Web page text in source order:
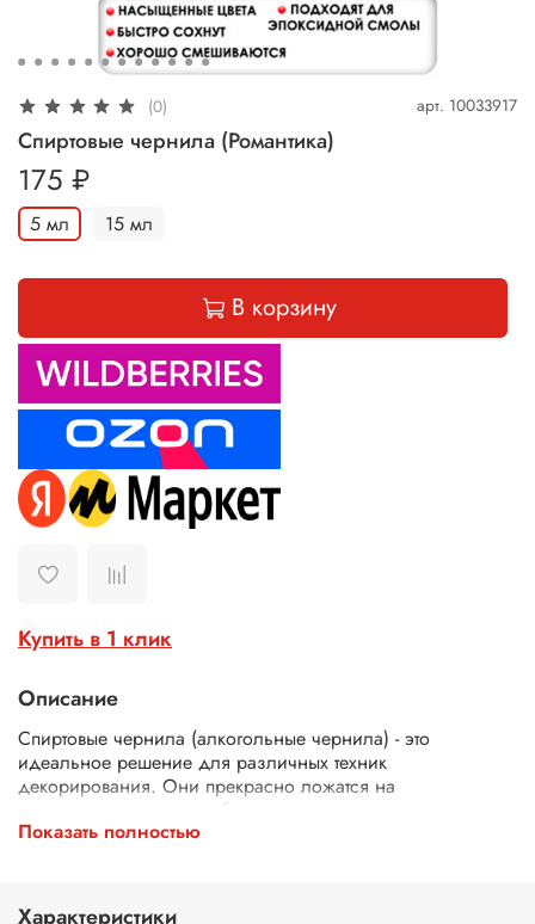
(0) арт. 10033917
Спиртовые чернила (Романтика)
175 ₽
5 мл 15 мл
В корзину
Купить в 1 клик
Описание
Спиртовые чернила (алкогольные чернила) - это
идеальное решение для различных техник
декорирования. Они прекрасно ложатся на
синтетическую гладкую бумагу, специально
предназначенную для чернил для рисования. Эти
создавать новые оттенки.
Показать полностью
Характеристики